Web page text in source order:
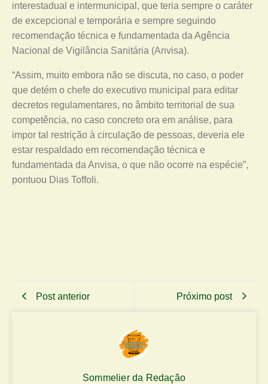
interestadual e intermunicipal, que teria sempre o caráter
de excepcional e temporária e sempre seguindo
recomendação técnica e fundamentada da Agência
Nacional de Vigilância Sanitária (Anvisa).
“Assim, muito embora não se discuta, no caso, o poder
que detém o chefe do executivo municipal para editar
decretos regulamentares, no âmbito territorial de sua
competência, no caso concreto ora em análise, para
impor tal restrição à circulação de pessoas, deveria ele
estar respaldado em recomendação técnica e
fundamentada da Anvisa, o que não ocorre na espécie”,
pontuou Dias Toffoli.
Post anterior Próximo post
Sommelier da Redação